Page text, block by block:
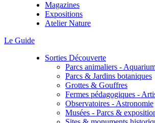
Magazines
Expositions
Atelier Nature
Le Guide
Sorties Découverte
Parcs animaliers -
Parcs & Jardins botaniques
Grottes & Gouffres
Fermes pédagogiques -
Observatoires - Astronomie
Musées - Parcs &